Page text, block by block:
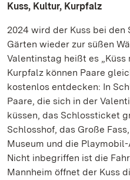
Kuss, Kultur, Kurpfalz
2024 wird der Kuss bei
Gärten wieder zur süßen
Valentinstag heißt es „Küss
Kurpfalz können Paare
kostenlos entdecken: In
Paare, die sich in der
küssen, das Schlossticket
Schlosshof, das Große
Museum und die
Nicht inbegriffen ist die
Mannheim öffnet der Kuss